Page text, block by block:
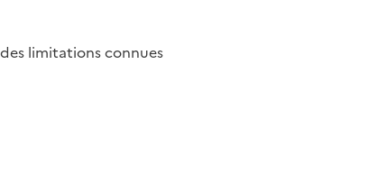
limitations connues